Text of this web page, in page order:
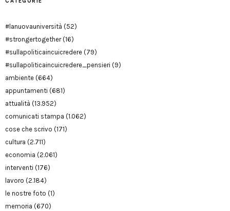
#lanuovauniversità (52)
#strongertogether(16)
#sullapoliticaincuicredere (79)
#sullapoliticaincuicredere_pensieri (9)
ambiente (664)
appuntamenti (681)
attualità (13.952)
comunicati stampa (1.062)
cose che scrivo (171)
cultura (2.711)
economia (2.061)
interventi (176)
lavoro (2.184)
le nostre foto (1)
memoria (670)